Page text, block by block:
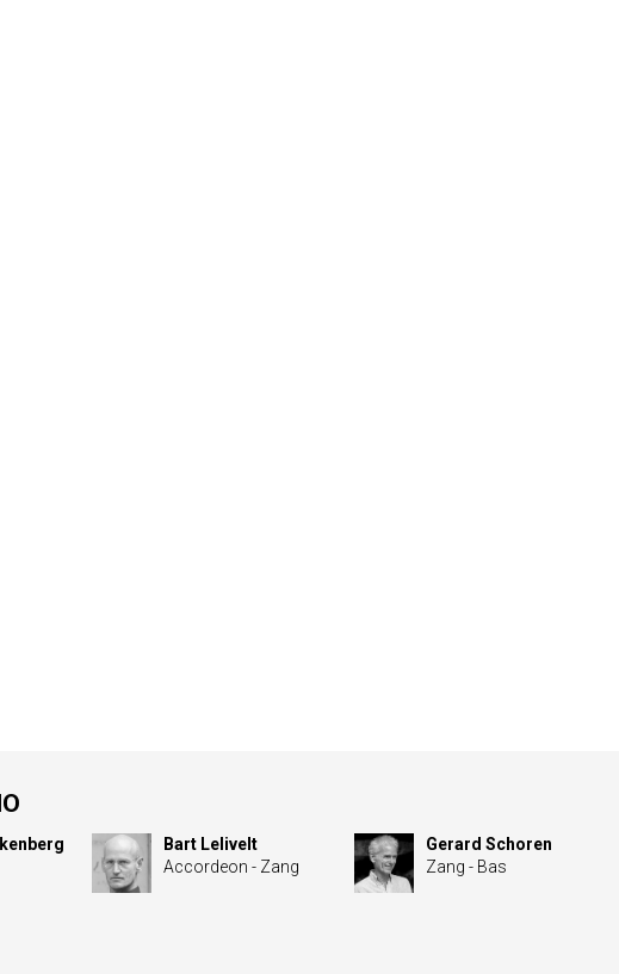
Bart Lelivelt
Accordeon - Zang
Gerard Schoren
Zang - Bas